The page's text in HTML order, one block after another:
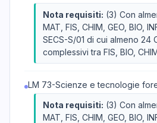
Nota requisiti: (3) Con
MAT, FIS, CHIM, GEO, BIO,
SECS-S/01 di cui almeno 24
complessivi tra FIS, BIO,
LM 73-Scienze e tecnologie
Nota requisiti: (3) Con
MAT, FIS, CHIM, GEO, BIO,